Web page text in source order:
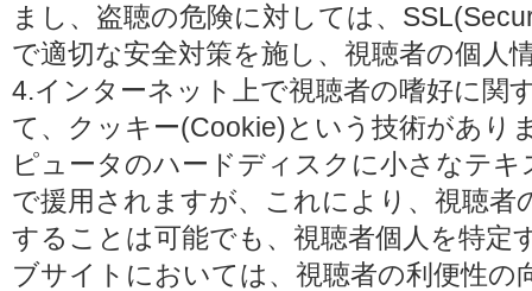
まし、盗聴の危険に対しては、
で適切な安全対策を施し、視聴者の個人
4.インターネット上で視聴者の嗜好に関
て、クッキー(Cookie)という技術があり
ピュータのハードディスクに小さなテ
で援用されますが、これにより、視聴
することは可能でも、視聴者個人を特定
ブサイトにおいては、視聴者の利便性の